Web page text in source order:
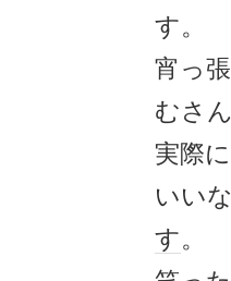
す。
宵っ
むさ
実際
いい
す。